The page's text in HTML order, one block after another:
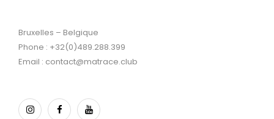
Bruxelles – Belgique
Phone : +32(0)489.288.399
Email : contact@matrace.club